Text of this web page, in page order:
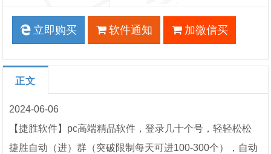
立即购买 软件通知 加微信买
正文
2024-06-06
【捷胜软件】pc高端精品软件，登录几十个号，轻轻松松
捷胜自动（进）群（突破限制每天可进100-300个），自动